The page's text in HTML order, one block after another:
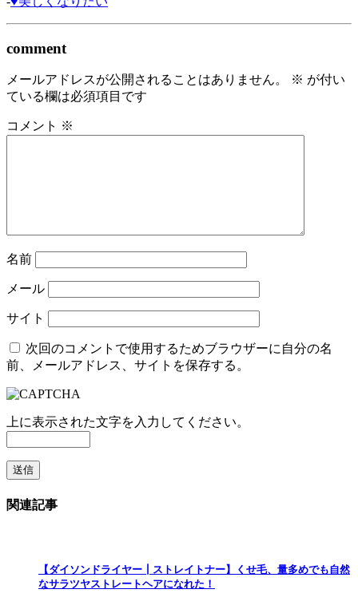
comment
メールアドレスが公開されることはありません。 ※ が付い
ている欄は必須項目です
コメント ※
名前
メール
サイト
次回のコメントで使用するためブラウザーに自分の名
前、メールアドレス、サイトを保存する。
上に表示された文字を入力してください。
関連記事
【ダイソンドライヤー┃ストレイトナー】くせ毛、量多めでも自然
なサラツヤストレートヘアになれた！